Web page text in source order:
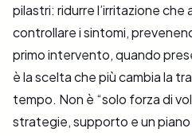
pilastri: ridurre l’irritazione che
controllare i sintomi,
primo intervento, quando
è la scelta che più cambia la
tempo. Non è “solo forza di
strategie, supporto e un